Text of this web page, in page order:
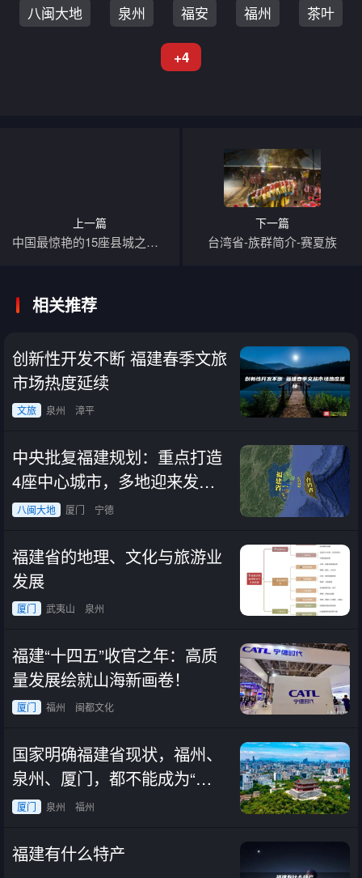
八闽大地 泉州 福安 福州 茶叶
+4
下一篇
台湾省-族群简介-赛夏族
上一篇
中国最惊艳的15座县城之—八闽·霞浦
相关推荐
创新性开发不断 福建春季文旅
市场热度延续
文旅 泉州 漳平
中央批复福建规划：重点打造
4座中心城市，多地迎来发展
新机遇！
八闽大地 厦门 宁德
福建省的地理、文化与旅游业
发展
厦门 武夷山 泉州
福建“十四五”收官之年：高质
量发展绘就山海新画卷！
厦门 福州 闽都文化
国家明确福建省现状，福州、
泉州、厦门，都不能成为“超
大城市”
厦门 泉州 福州
福建有什么特产